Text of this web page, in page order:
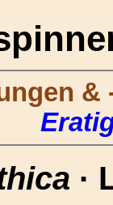
&
·